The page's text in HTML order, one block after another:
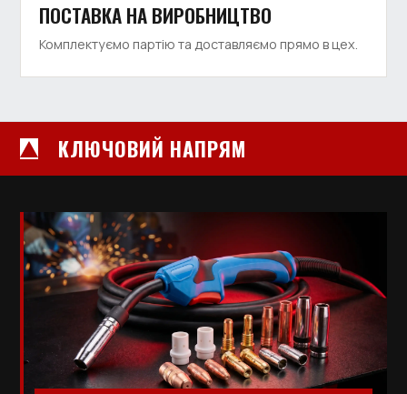
ПОСТАВКА НА ВИРОБНИЦТВО
Комплектуємо партію та доставляємо прямо в цех.
КЛЮЧОВИЙ НАПРЯМ